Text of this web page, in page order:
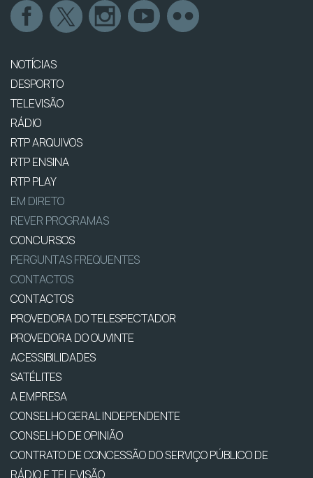
NOTÍCIAS
DESPORTO
TELEVISÃO
RÁDIO
RTP ARQUIVOS
RTP ENSINA
RTP PLAY
EM DIRETO
REVER PROGRAMAS
CONCURSOS
PERGUNTAS FREQUENTES
CONTACTOS
CONTACTOS
PROVEDORA DO TELESPECTADOR
PROVEDORA DO OUVINTE
ACESSIBILIDADES
SATÉLITES
A EMPRESA
CONSELHO GERAL INDEPENDENTE
CONSELHO DE OPINIÃO
CONTRATO DE CONCESSÃO DO SERVIÇO PÚBLICO DE
RÁDIO E TELEVISÃO